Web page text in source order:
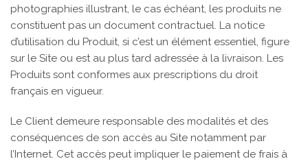
photographies illustrant, le cas échéant, les produits ne
constituent pas un document contractuel. La notice
d’utilisation du Produit, si c’est un élément essentiel, figure
sur le Site ou est au plus tard adressée à la livraison. Les
Produits sont conformes aux prescriptions du droit
français en vigueur.
Le Client demeure responsable des modalités et des
conséquences de son accès au Site notamment par
l’Internet. Cet accès peut impliquer le paiement de frais à